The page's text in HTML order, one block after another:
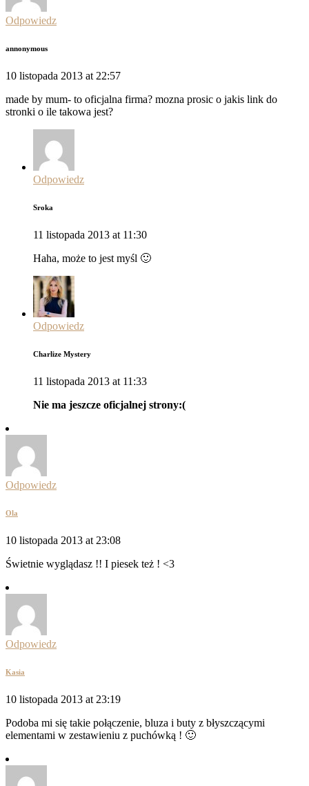
Odpowiedz
annonymous
10 listopada 2013 at 22:57
made by mum- to oficjalna firma? mozna prosic o jakis link do
stronki o ile takowa jest?
Odpowiedz
Sroka
11 listopada 2013 at 11:30
Haha, może to jest myśl 🙂
Odpowiedz
Charlize Mystery
11 listopada 2013 at 11:33
Nie ma jeszcze oficjalnej strony:(
Odpowiedz
Ola
10 listopada 2013 at 23:08
Świetnie wyglądasz !! I piesek też ! <3
Odpowiedz
Kasia
10 listopada 2013 at 23:19
Podoba mi się takie połączenie, bluza i buty z błyszczącymi
elementami w zestawieniu z puchówką ! 🙂